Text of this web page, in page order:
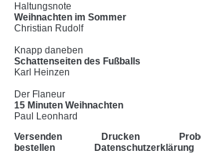
Haltungsnote
Weihnachten im Sommer
Christian Rudolf
Knapp daneben
Schattenseiten des Fußballs
Karl Heinzen
Der Flaneur
15 Minuten Weihnachten
Paul Leonhard
Versenden
Drucken
bestellen
Datenschutzerklärung